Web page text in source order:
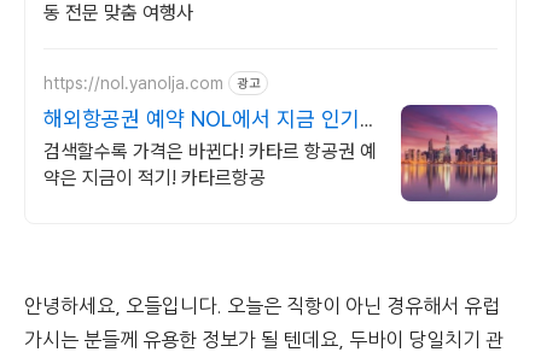
동 전문 맞춤 여행사
https://nol.yanolja.com 광고
해외항공권 예약 NOL에서 지금 인기
해외노선 특가
검색할수록 가격은 바뀐다! 카타르 항공권 예
약은 지금이 적기! 카타르항공
안녕하세요, 오들입니다. 오늘은 직항이 아닌 경유해서 유럽
가시는 분들께 유용한 정보가 될 텐데요, 두바이 당일치기 관